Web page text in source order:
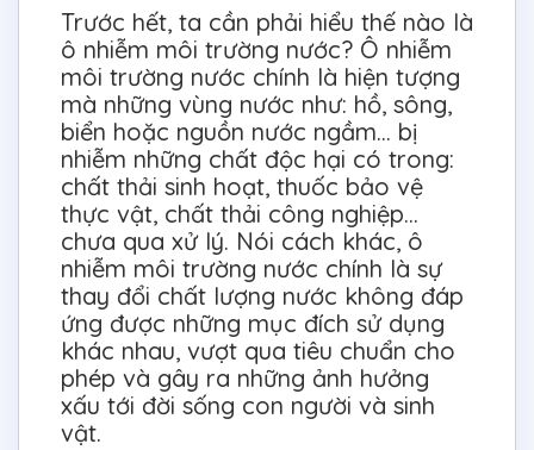
Trước hết, ta cần phải hiểu thế nào là
ô nhiễm môi trường nước? Ô nhiễm
môi trường nước chính là hiện tượng
mà những vùng nước như: hồ, sông,
biển hoặc nguồn nước ngầm… bị
nhiễm những chất độc hại có trong:
chất thải sinh hoạt, thuốc bảo vệ
thực vật, chất thải công nghiệp…
chưa qua xử lý. Nói cách khác, ô
nhiễm môi trường nước chính là sự
thay đổi chất lượng nước không đáp
ứng được những mục đích sử dụng
khác nhau, vượt qua tiêu chuẩn cho
phép và gây ra những ảnh hưởng
xấu tới đời sống con người và sinh
vật.